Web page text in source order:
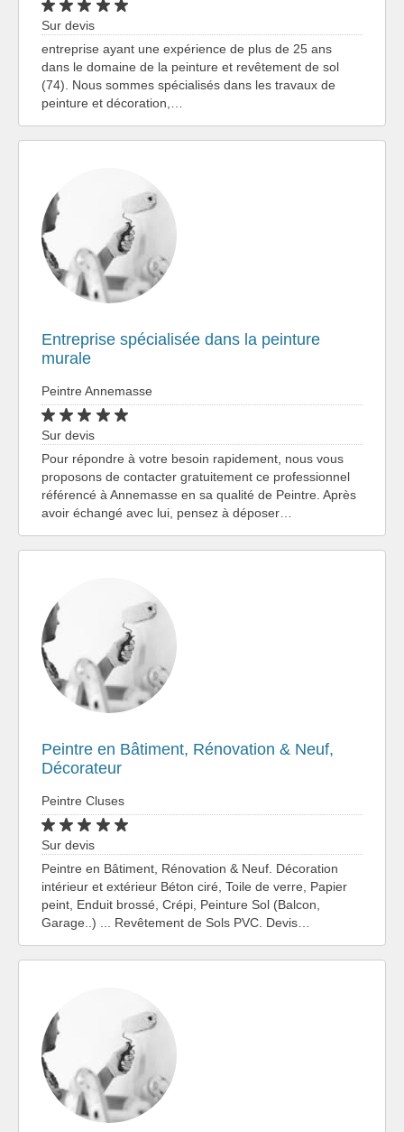
Sur devis
entreprise ayant une expérience de plus de 25 ans
dans le domaine de la peinture et revêtement de sol
(74). Nous sommes spécialisés dans les travaux de
peinture et décoration,…
Entreprise spécialisée dans la peinture
murale
Peintre Annemasse
Sur devis
Pour répondre à votre besoin rapidement, nous vous
proposons de contacter gratuitement ce professionnel
référencé à Annemasse en sa qualité de Peintre. Après
avoir échangé avec lui, pensez à déposer…
Peintre en Bâtiment, Rénovation & Neuf,
Décorateur
Peintre Cluses
Sur devis
Peintre en Bâtiment, Rénovation & Neuf. Décoration
intérieur et extérieur Béton ciré, Toile de verre, Papier
peint, Enduit brossé, Crépi, Peinture Sol (Balcon,
Garage..) ... Revêtement de Sols PVC. Devis…